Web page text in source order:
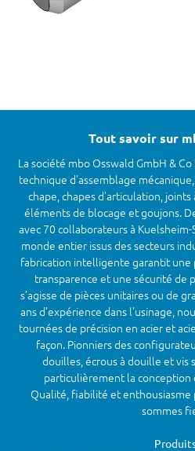
Tout savoir sur
La société mbo Osswald GmbH &
technique d'assemblage
chape, chapes d’articulation,
éléments de blocage et goujons.
avec 70 collaborateurs à
monde entier issus des secteurs
fabrication intelligente garantit une
transparence et une sécurité de
s’agisse de pièces unitaires ou de
ans d’expérience dans l’usinage,
tournées de précision en acier et
façon. Pionniers des
douilles, écrous à douille et vis
particulièrement la conception
Qualité, fiabilité et enthousiasme
sommes